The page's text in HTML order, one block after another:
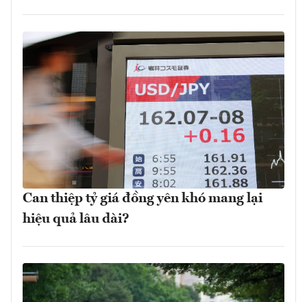
Can thiệp tỷ giá đồng yên khó mang lại
hiệu quả lâu dài?